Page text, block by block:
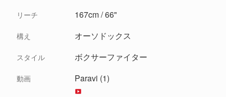
リーチ 167cm / 66"
構え オーソドックス
スタイル ボクサーファイター
動画 Paravi (1)